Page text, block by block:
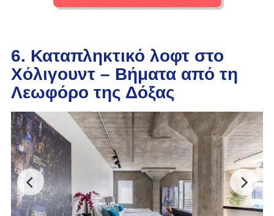
6. Καταπληκτικό λοφτ στο
Χόλιγουντ – Βήματα από τη
Λεωφόρο της Δόξας